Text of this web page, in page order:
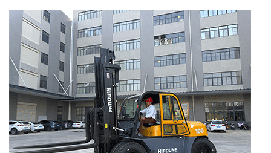
이빗한 공간은 HiFoune 팀과 유럽 손님들이 휴식을 취하고 글로
벌 물류의 미래에 대해 의미 있는 대화를 나눌 수 있는 완벽한
배경을 제공했다...